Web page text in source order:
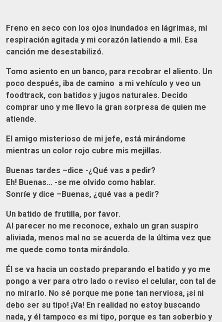
Freno en seco con los ojos inundados en lágrimas, mi
respiración agitada y mi corazón latiendo a mil. Esa
canción me desestabilizó.
Tomo asiento en un banco, para recobrar el aliento. Un
poco después, iba de camino a mi vehículo y veo un
foodtrack, con batidos y jugos naturales. Decido
comprar uno y me llevo la gran sorpresa de quien me
atiende.
El amigo misterioso de mi jefe, está mirándome
mientras un color rojo cubre mis mejillas.
Buenas tardes –dice -¿Qué vas a pedir?
Eh! Buenas… -se me olvido como hablar.
Sonríe y dice –Buenas, ¿qué vas a pedir?
Un batido de frutilla, por favor.
Al parecer no me reconoce, exhalo un gran suspiro
aliviada, menos mal no se acuerda de la última vez que
me quede como tonta mirándolo.
Él se va hacia un costado preparando el batido y yo me
pongo a ver para otro lado o reviso el celular, con tal de
no mirarlo. No sé porque me pone tan nerviosa, ¡si ni
debo ser su tipo! ¡Va! En realidad no estoy buscando
nada, y él tampoco es mi tipo, porque es tan soberbio y